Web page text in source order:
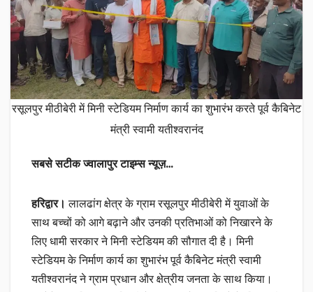
रसूलपुर मीठीबेरी में मिनी स्टेडियम निर्माण कार्य का शुभारंभ करते पूर्व कैबिनेट
मंत्री स्वामी यतीश्वरानंद
सबसे सटीक ज्वालापुर टाइम्स न्यूज़…
हरिद्वार। लालढांग क्षेत्र के ग्राम रसूलपुर मीठीबेरी में युवाओं के
साथ बच्चों को आगे बढ़ाने और उनकी प्रतिभाओं को निखारने के
लिए धामी सरकार ने मिनी स्टेडियम की सौगात दी है। मिनी
स्टेडियम के निर्माण कार्य का शुभारंभ पूर्व कैबिनेट मंत्री स्वामी
यतीश्वरानंद ने ग्राम प्रधान और क्षेत्रीय जनता के साथ किया।